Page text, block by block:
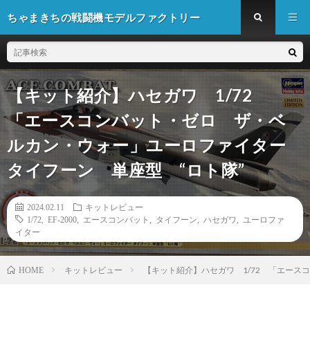
ちゃまきちの戦闘機モデルファクトリー
【キット紹介】ハセガワ 1/72
「エースコンバット・ゼロ ザ・ベ
ルカン・ウォー」ユーロファイター
タイフーン 単座型 “ロト隊”
2024.02.11
キットレビュー
1/72
EF-2000 エースコンバット タイフーン ハセガワ
ユーロファ
イター
HOME キットレビュー 【キット紹介】ハセガワ 1/72 「エース